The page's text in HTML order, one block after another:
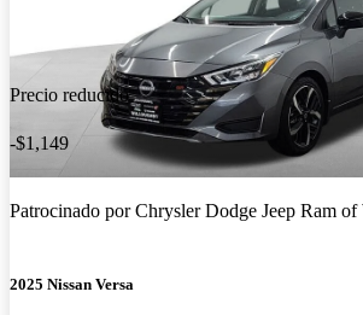
Precio reducido
-$1,149
Patrocinado porChrysler Dodge Jeep Ram
2025 Nissan Versa